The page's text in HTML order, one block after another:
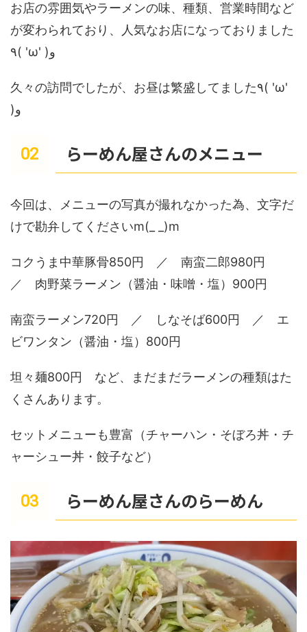
お店の雰囲気やラーメンの味、種類、営業時間など
が変わられており、人気なお店になっておりました
٩( 'ω' )و
久々の訪問でしたが、お昼は繁盛してました٩( 'ω'
)و
らーめん屋さんのメニュー
今回は、メニューの写真が撮れなかった為、文字だ
けで勘弁してくださいm(_ _)m
コクうま中華豚骨850円 ／ 南蛮二郎980円
／ 肉野菜ラーメン（醤油・味噌・塩）900円
南蛮ラーメン720円 ／ しなそば600円 ／ エ
ビワンタン（醤油・塩）800円
坦々麺800円 など、まだまだラーメンの種類はた
くさんあります。
セットメニューも豊富（チャーハン・そぼろ丼・チ
ャーシュー丼・餃子など）
らーめん屋さんのらーめん